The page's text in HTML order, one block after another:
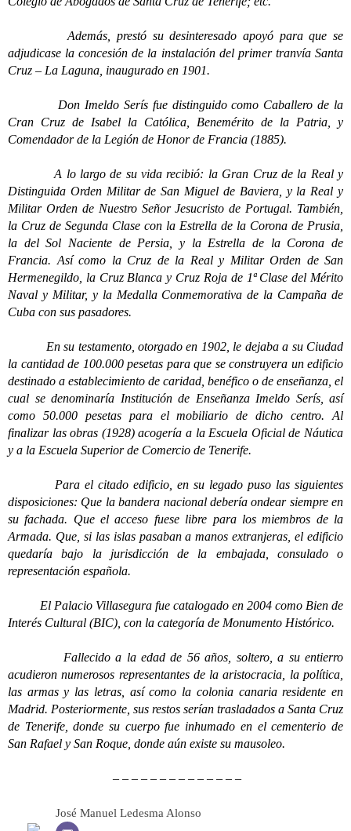
Además, prestó su desinteresado apoyó para que se
adjudicase la concesión de la instalación del primer tranvía Santa
Cruz – La Laguna, inaugurado en 1901.
Don Imeldo Serís fue distinguido como Caballero de la
Cran Cruz de Isabel la Católica, Benemérito de la Patria, y
Comendador de la Legión de Honor de Francia (1885).
A lo largo de su vida recibió: la Gran Cruz de la Real y
Distinguida Orden Militar de San Miguel de Baviera, y la Real y
Militar Orden de Nuestro Señor Jesucristo de Portugal. También,
la Cruz de Segunda Clase con la Estrella de la Corona de Prusia,
la del Sol Naciente de Persia, y la Estrella de la Corona de
Francia. Así como la Cruz de la Real y Militar Orden de San
Hermenegildo, la Cruz Blanca y Cruz Roja de 1ª Clase del Mérito
Naval y Militar, y la Medalla Conmemorativa de la Campaña de
Cuba con sus pasadores.
En su testamento, otorgado en 1902, le dejaba a su Ciudad
la cantidad de 100.000 pesetas para que se construyera un edificio
destinado a establecimiento de caridad, benéfico o de enseñanza, el
cual se denominaría Institución de Enseñanza Imeldo Serís, así
como 50.000 pesetas para el mobiliario de dicho centro. Al
finalizar las obras (1928) acogería a la Escuela Oficial de Náutica
y a la Escuela Superior de Comercio de Tenerife.
Para el citado edificio, en su legado puso las siguientes
disposiciones: Que la bandera nacional debería ondear siempre en
su fachada. Que el acceso fuese libre para los miembros de la
Armada. Que, si las islas pasaban a manos extranjeras, el edificio
quedaría bajo la jurisdicción de la embajada, consulado o
representación española.
El Palacio Villasegura fue catalogado en 2004 como Bien de
Interés Cultural (BIC), con la categoría de Monumento Histórico.
Fallecido a la edad de 56 años, soltero, a su entierro
acudieron numerosos representantes de la aristocracia, la política,
las armas y las letras, así como la colonia canaria residente en
Madrid. Posteriormente, sus restos serían trasladados a Santa Cruz
de Tenerife, donde su cuerpo fue inhumado en el cementerio de
San Rafael y San Roque, donde aún existe su mausoleo.
– – – – – – – – – – – – – –
José Manuel Ledesma Alonso